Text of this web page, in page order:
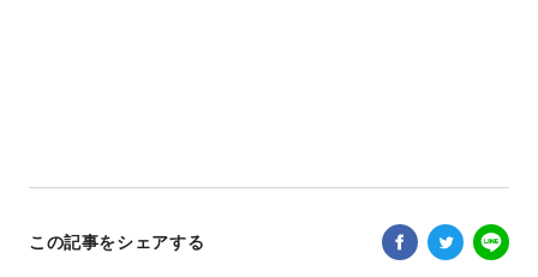
この記事をシェアする